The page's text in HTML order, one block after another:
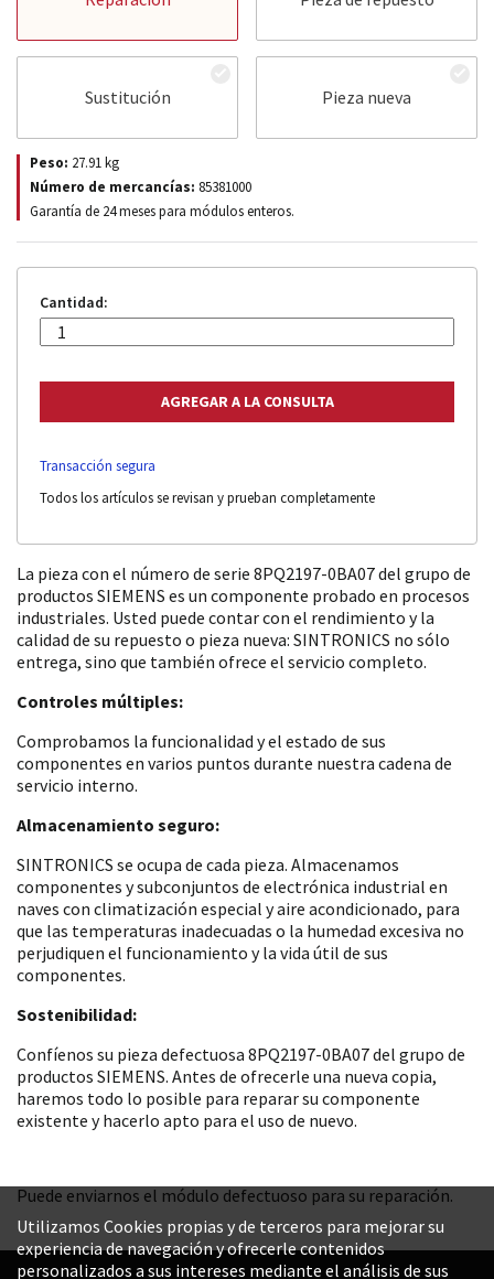
Sustitución Pieza nueva
Peso: 27.91kg
Número de mercancías: 85381000
Garantía de 24 meses para módulos enteros.
Cantidad:
Transacción segura
Todos los artículos se revisan y prueban completamente
La pieza con el número de serie 8PQ2197-0BA07 del grupo de
productos SIEMENS es un componente probado en procesos
industriales. Usted puede contar con el rendimiento y la
calidad de su repuesto o pieza nueva: SINTRONICS no sólo
entrega, sino que también ofrece el servicio completo.
Controles múltiples:
Comprobamos la funcionalidad y el estado de sus
componentes en varios puntos durante nuestra cadena de
servicio interno.
Almacenamiento seguro:
SINTRONICS se ocupa de cada pieza. Almacenamos
componentes y subconjuntos de electrónica industrial en
naves con climatización especial y aire acondicionado, para
que las temperaturas inadecuadas o la humedad excesiva no
perjudiquen el funcionamiento y la vida útil de sus
componentes.
Sostenibilidad:
Confíenos su pieza defectuosa 8PQ2197-0BA07 del grupo de
productos SIEMENS. Antes de ofrecerle una nueva copia,
haremos todo lo posible para reparar su componente
existente y hacerlo apto para el uso de nuevo.
Puede enviarnos el módulo defectuoso para su reparación.
Utilizamos Cookies propias y de terceros para mejorar su
experiencia de navegación y ofrecerle contenidos
personalizados a sus intereses mediante el análisis de sus